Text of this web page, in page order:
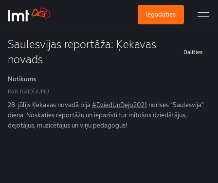
Iegādāties
Saulesvijas reportāža: Ķekavas
novads
Dalīties
Notikums
PAR RAIDĪJUMU
28. jūlijs Ķekavas novadā bija#DziedUnDejo2021 norises “Saulesvija”
diena. Noskaties reportāžu un iepazīsti tur mītošos dziedātājus,
dejotājus, muzicētājus un viņu pedagogus!